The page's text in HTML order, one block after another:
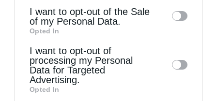
information may also be disclosed by us to
third parties on theIAB’s List of
Downstream Participants
disclose it to other third parties.
I want to opt-out of the Sale
of my Personal Data.
Opted In
I want to opt-out of
processing my Personal
Data for Targeted
Advertising.
Opted In
πρωτόκολλο του Αγίου Όρους. Στην πλατεία
τον υποδέχτηκαν ο πρωτεπιστάτης
Αγίου Όρους Αρίστος Κασμίρογλου και έξω
από τον Ιερό Ναό του Πρωτάτου τα μέλη της
Ιεράς Κοινότητας.